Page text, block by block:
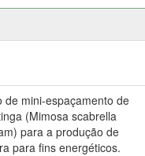
de mini-espaçamento de
(Mimosa scabrella
para a produção de
para fins energéticos.